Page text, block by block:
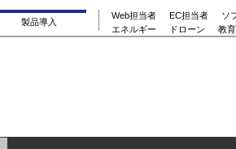
製品導入
Web担当者 EC担当者
ソ
エネルギー
ドローン 教